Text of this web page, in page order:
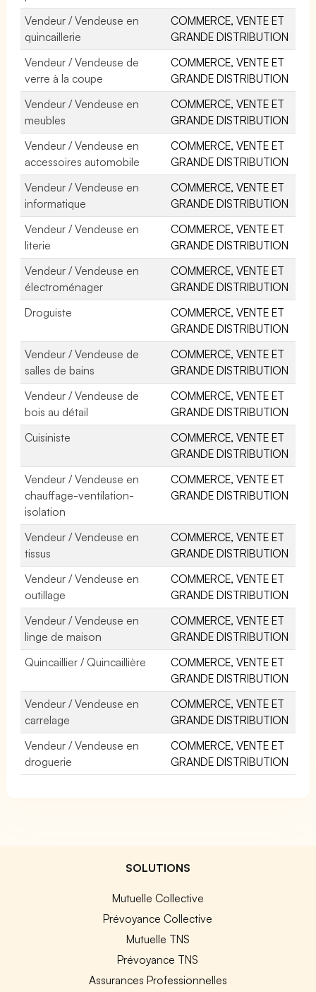
Vendeur / Vendeuse en
quincaillerie
COMMERCE, VENTE ET
GRANDE DISTRIBUTION
Vendeur / Vendeuse de
verre à la coupe
COMMERCE, VENTE ET
GRANDE DISTRIBUTION
Vendeur / Vendeuse en
meubles
COMMERCE, VENTE ET
GRANDE DISTRIBUTION
Vendeur / Vendeuse en
accessoires automobile
COMMERCE, VENTE ET
GRANDE DISTRIBUTION
Vendeur / Vendeuse en
informatique
COMMERCE, VENTE ET
GRANDE DISTRIBUTION
Vendeur / Vendeuse en
literie
COMMERCE, VENTE ET
GRANDE DISTRIBUTION
Vendeur / Vendeuse en
électroménager
COMMERCE, VENTE ET
GRANDE DISTRIBUTION
Droguiste
COMMERCE, VENTE ET
GRANDE DISTRIBUTION
Vendeur / Vendeuse de
salles de bains
COMMERCE, VENTE ET
GRANDE DISTRIBUTION
Vendeur / Vendeuse de
bois au détail
COMMERCE, VENTE ET
GRANDE DISTRIBUTION
Cuisiniste
COMMERCE, VENTE ET
GRANDE DISTRIBUTION
Vendeur / Vendeuse en
chauffage-ventilation-
isolation
COMMERCE, VENTE ET
GRANDE DISTRIBUTION
Vendeur / Vendeuse en
tissus
COMMERCE, VENTE ET
GRANDE DISTRIBUTION
Vendeur / Vendeuse en
outillage
COMMERCE, VENTE ET
GRANDE DISTRIBUTION
Vendeur / Vendeuse en
linge de maison
COMMERCE, VENTE ET
GRANDE DISTRIBUTION
Quincaillier / Quincaillière
COMMERCE, VENTE ET
GRANDE DISTRIBUTION
Vendeur / Vendeuse en
carrelage
COMMERCE, VENTE ET
GRANDE DISTRIBUTION
Vendeur / Vendeuse en
droguerie
COMMERCE, VENTE ET
GRANDE DISTRIBUTION
SOLUTIONS
Mutuelle Collective
Prévoyance Collective
Mutuelle TNS
Prévoyance TNS
Assurances Professionnelles